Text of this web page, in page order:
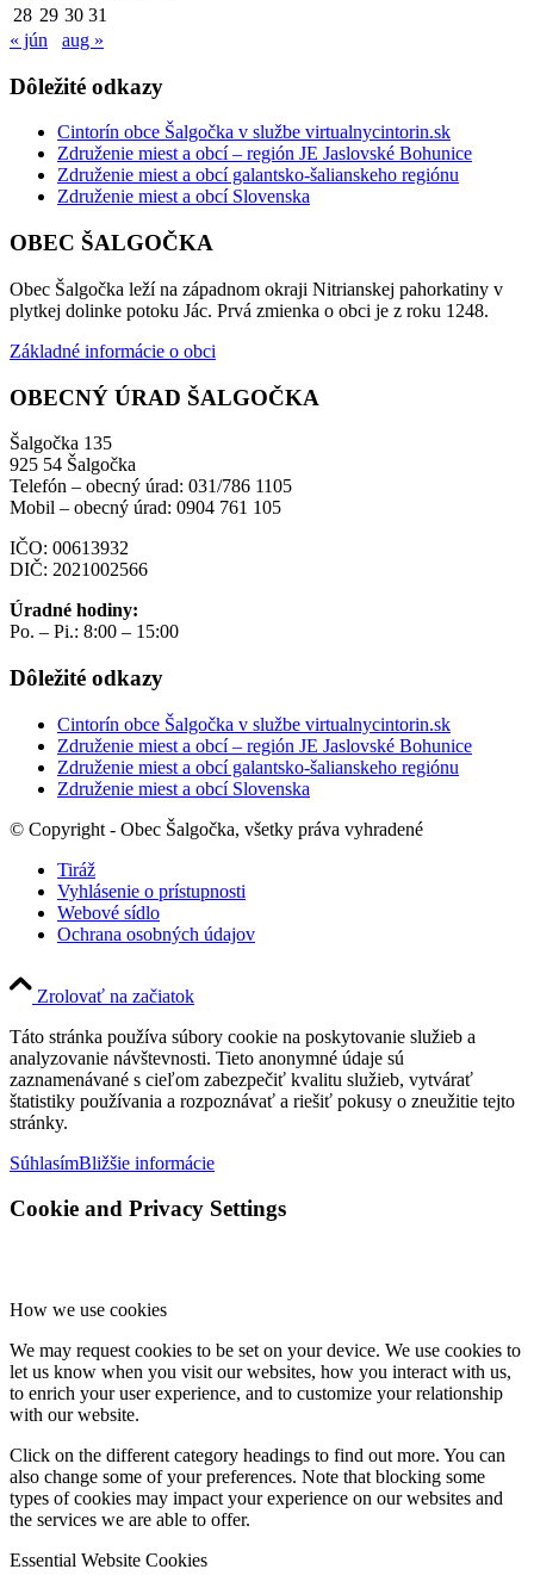
28 29 30 31
« jún
aug »
Dôležité odkazy
Cintorín obce Šalgočka v službe virtualnycintorin.sk
Združenie miest a obcí – región JE Jaslovské Bohunice
Združenie miest a obcí galantsko-šalianskeho regiónu
Združenie miest a obcí Slovenska
OBEC ŠALGOČKA
Obec Šalgočka leží na západnom okraji Nitrianskej pahorkatiny v
plytkej dolinke potoku Jác. Prvá zmienka o obci je z roku 1248.
Základné informácie o obci
OBECNÝ ÚRAD ŠALGOČKA
Šalgočka 135
925 54 Šalgočka
Telefón – obecný úrad: 031/786 1105
Mobil – obecný úrad: 0904 761 105
IČO: 00613932
DIČ: 2021002566
Úradné hodiny:
Po. – Pi.: 8:00 – 15:00
Dôležité odkazy
Cintorín obce Šalgočka v službe virtualnycintorin.sk
Združenie miest a obcí – región JE Jaslovské Bohunice
Združenie miest a obcí galantsko-šalianskeho regiónu
Združenie miest a obcí Slovenska
© Copyright - Obec Šalgočka, všetky práva vyhradené
Tiráž
Vyhlásenie o prístupnosti
Webové sídlo
Ochrana osobných údajov
Zrolovať na začiatok
Táto stránka používa súbory cookie na poskytovanie služieb a
analyzovanie návštevnosti. Tieto anonymné údaje sú
zaznamenávané s cieľom zabezpečiť kvalitu služieb, vytvárať
štatistiky používania a rozpoznávať a riešiť pokusy o zneužitie tejto
stránky.
SúhlasímBližšie informácie
Cookie and Privacy Settings
How we use cookies
We may request cookies to be set on your device. We use cookies to
let us know when you visit our websites, how you interact with us,
to enrich your user experience, and to customize your relationship
with our website.
Click on the different category headings to find out more. You can
also change some of your preferences. Note that blocking some
types of cookies may impact your experience on our websites and
the services we are able to offer.
Essential Website Cookies